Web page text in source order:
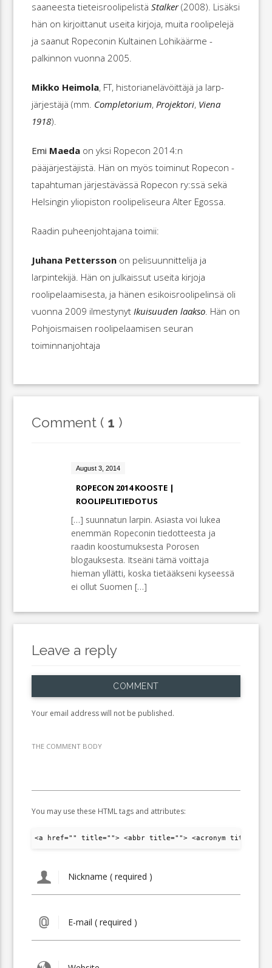
saaneesta tieteisroolipelistäStalker(2008). Lisäksi
hän on kirjoittanut useita kirjoja, muita roolipelejä
ja saanut Ropeconin Kultainen Lohikäärme -
palkinnon vuonna 2005.
Mikko Heimola, FT, historianelävöittäjä ja larp-
järjestäjä (mm. Completorium,Projektori, Viena
1918).
Emi Maeda on yksi Ropecon 2014:n
pääjärjestäjistä. Hän on myös toiminut Ropecon -
tapahtuman järjestävässä Ropecon ry:ssä sekä
Helsingin yliopiston roolipeliseura Alter Egossa.
Raadin puheenjohtajana toimii:
Juhana Pettersson on pelisuunnittelija ja
larpintekijä. Hän on julkaissut useita kirjoja
roolipelaamisesta, ja hänen esikoisroolipelinsä oli
vuonna 2009 ilmestynytIkuisuuden laakso. Hän on
Pohjoismaisen roolipelaamisen seuran
toiminnanjohtaja
Comment ( 1 )
August 3, 2014
ROPECON 2014 KOOSTE |
ROOLIPELITIEDOTUS
[…] suunnatun larpin. Asiasta voi lukea
enemmän Ropeconin tiedotteesta ja
raadin koostumuksesta Porosen
blogauksesta. Itseäni tämä voittaja
hieman yllätti, koska tietääkseni kyseessä
ei ollut Suomen […]
Leave a reply
COMMENT
Your email address will not be published.
THE COMMENT BODY
You may use these HTML tags and attributes:
<a href="" title=""> <abbr title=""> <acronym title="">